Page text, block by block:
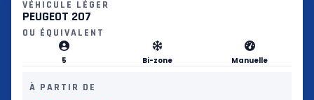
VÉHICULE LÉGER
PEUGEOT 207
OU ÉQUIVALENT
5 Bi-zone Manuelle
À PARTIR DE